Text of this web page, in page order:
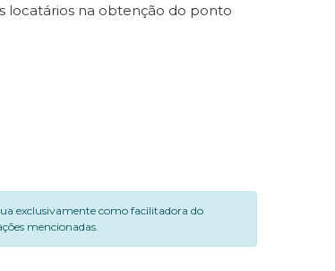
locatários na obtenção do ponto
exclusivamente como facilitadora do
mencionadas.